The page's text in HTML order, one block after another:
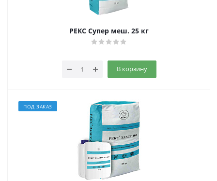
РЕКС Супер меш. 25 кг
В корзину
ПОД ЗАКАЗ